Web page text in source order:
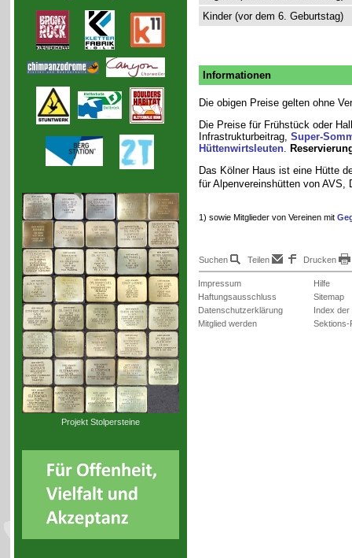
Projekt Stolpersteine
Kinder (vor dem 6. Geburtstag)
Informationen
Die obigen Preise gelten ohne
Die Preise für Frühstück oder
Infrastrukturbeitrag, Super-
Hüttenwirtsleuten.
Das Kölner Haus ist eine Hütte
für Alpenvereinshütten von AVS,
1) sowie Mitglieder von Vereinen mit
Suchen Teilen Drucken
Impressum
Haftungsausschluss
Datenschutzerklärung
Mitglied werden
Hilfe
Sitemap
Index der
Sektions-